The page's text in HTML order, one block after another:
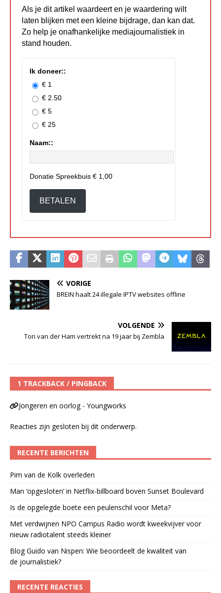
Als je dit artikel waardeert en je waardering wilt
laten blijken met een kleine bijdrage, dan kan dat.
Zo help je onafhankelijke mediajournalistiek in
stand houden.
Ik doneer::
€ 1
€ 2.50
€ 5
€ 25
Naam::
Donatie Spreekbuis € 1,00
BETALEN
VORIGE
BREIN haalt 24 illegale IPTV websites offline
VOLGENDE
Ton van der Ham vertrekt na 19 jaar bij Zembla
1 TRACKBACK / PINGBACK
Jongeren en oorlog - Youngworks
Reacties zijn gesloten bij dit onderwerp.
RECENTE BERICHTEN
Pim van de Kolk overleden
Man ‘opgesloten’ in Netflix-billboard boven Sunset Boulevard
Is de opgelegde boete een peulenschil voor Meta?
Met verdwijnen NPO Campus Radio wordt kweekvijver voor
nieuw radiotalent steeds kleiner
Blog Guido van Nispen: Wie beoordeelt de kwaliteit van
de journalistiek?
RECENTE REACTIES